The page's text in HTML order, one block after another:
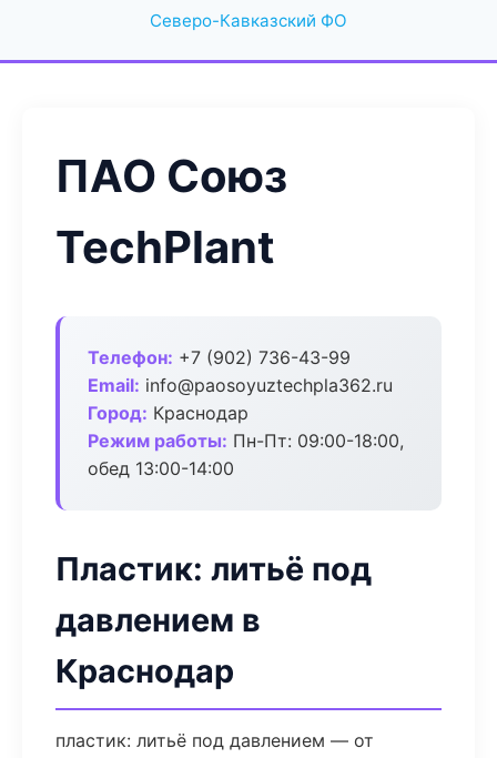
Северо-Кавказский ФО
ПАО Союз
TechPlant
Телефон: +7 (902) 736-43-99
Email: info@paosoyuztechpla362.ru
Город: Краснодар
Режим работы: Пн-Пт: 09:00-18:00,
обед 13:00-14:00
Пластик: литьё под
давлением в
Краснодар
пластик: литьё под давлением — от